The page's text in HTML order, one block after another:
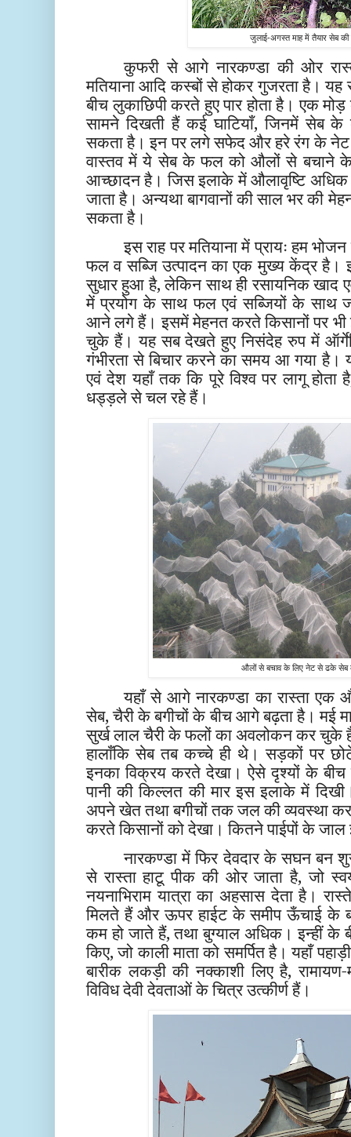
जुलाई-अगस्त माह में तैयार सेब
कुफरी से आगे नारकण्डा की ओर
मतियाना आदि कस्बों से होकर गुजरता है। यह
बीच लुकाछिपी करते हुए पार होता है। एक
सामने दिखती हैं कई घाटियाँ, जिनमें सेब के
सकता है। इन पर लगे सफेद और हरे रंग के नेट
वास्तव में ये सेब के फल को औलों से बचाने के
आच्छादन है। जिस इलाके में औलावृष्टि अधिक
जाता है। अन्यथा बागवानों की साल भर की
सकता है।
इस राह पर मतियाना में प्रायः हम
फल व सब्जि उत्पादन का एक मुख्य केंद्र है।
सुधार हुआ है, लेकिन साथ ही रसायनिक खाद
में प्रयोग के साथ फल एवं सब्जियों के साथ
आने लगे हैं। इसमें मेहनत करते किसानों पर
चुके हैं। यह सब देखते हुए निसंदेह रुप में
गंभीरता से बिचार करने का समय आ गया है।
एवं देश यहाँ तक कि पूरे विश्व पर लागू
धड्ड़ले से चल रहे हैं।
औलों से बचाव के लिए नेट से ढके सेब
यहाँ से आगे नारकण्डा का रास्ता एक
सेब, चैरी के बगीचों के बीच आगे बढ़ता है। मई
सुर्ख लाल चैरी के फलों का अवलोकन कर चुके
हालाँकि सेब तब कच्चे ही थे। सड़कों पर
इनका विक्रय करते देखा। ऐसे दृश्यों के बीच
पानी की किल्लत की मार इस इलाके में
अपने खेत तथा बगीचों तक जल की व्यवस्था
करते किसानों को देखा। कितने पाईपों के जाल
नारकण्डा में फिर देवदार के सघन बन
से रास्ता हाटू पीक की ओर जाता है, जो
नयनाभिराम यात्रा का अहसास देता है।
मिलते हैं और ऊपर हाईट के समीप ऊँचाई के
कम हो जाते हैं, तथा बुग्याल अधिक। इन्हीं के
किए, जो काली माता को समर्पित है। यहाँ
बारीक लकड़ी की नक्काशी लिए है,
विविध देवी देवताओं के चित्र उत्कीर्ण हैं।